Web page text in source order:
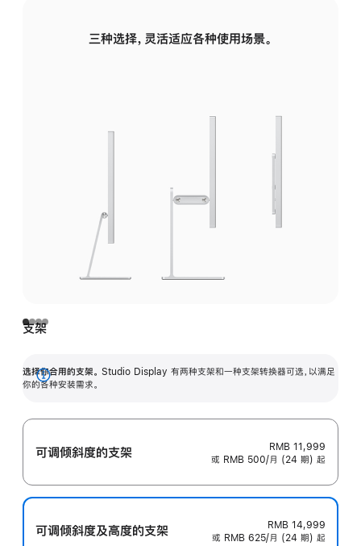
三种选择，灵活适应各种使用场景。
支架
选择你合用的支架。 Studio Display 有两种支架和一种支架转换器可选，以满足
你的各种安装需求。
展
可调倾斜度的支架
RMB 11,999
或 RMB 500/月 (24 期) 起
可调倾斜度及高‍度的支‍架
RMB 14,999
或 RMB 625/月 (24 期) 起